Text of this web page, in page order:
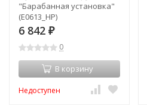
"Барабанная установка"
(E0613_HP)
6 842 ₽
0
В корзину
Недоступен